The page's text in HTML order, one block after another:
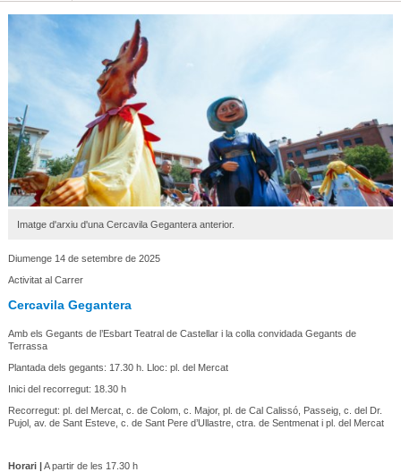
Imatge d'arxiu d'una Cercavila Gegantera anterior.
Diumenge 14 de setembre de 2025
Activitat al Carrer
Cercavila Gegantera
Amb els Gegants de l’Esbart Teatral de Castellar i la colla convidada Gegants de
Terrassa
Plantada dels gegants: 17.30 h. Lloc: pl. del Mercat
Inici del recorregut: 18.30 h
Recorregut: pl. del Mercat, c. de Colom, c. Major, pl. de Cal Calissó, Passeig, c. del Dr.
Pujol, av. de Sant Esteve, c. de Sant Pere d’Ullastre, ctra. de Sentmenat i pl. del Mercat
Horari |A partir de les 17.30 h